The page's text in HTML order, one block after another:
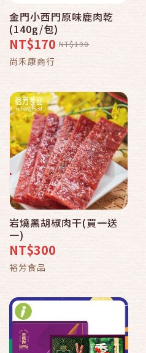
金門小西門原味鹿肉乾
(140g/包)
NT$170 NT$190
尚禾康商行
岩燒黑胡椒肉干(買一送
一)
NT$300
裕芳食品